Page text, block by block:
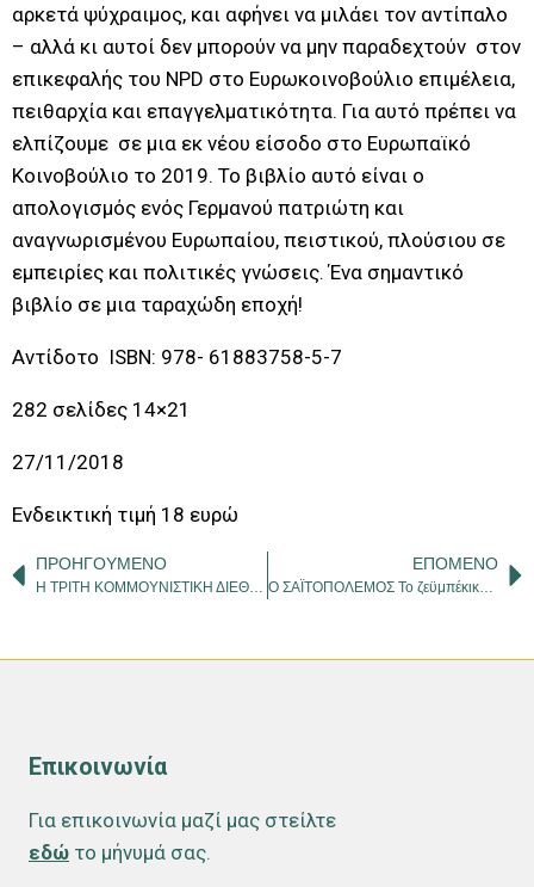
αρκετά ψύχραιμος, και αφήνει να μιλάει τον αντίπαλο
– αλλά κι αυτοί δεν μπορούν να μην παραδεχτούν στον
επικεφαλής του NPD στο Ευρωκοινοβούλιο επιμέλεια,
πειθαρχία και επαγγελματικότητα. Για αυτό πρέπει να
ελπίζουμε σε μια εκ νέου είσοδο στο Ευρωπαϊκό
Κοινοβούλιο το 2019. Το βιβλίο αυτό είναι ο
απολογισμός ενός Γερμανού πατριώτη και
αναγνωρισμένου Ευρωπαίου, πειστικού, πλούσιου σε
εμπειρίες και πολιτικές γνώσεις. Ένα σημαντικό
βιβλίο σε μια ταραχώδη εποχή!
Αντίδοτο ISBN: 978- 61883758-5-7
282 σελίδες 14×21
27/11/2018
Ενδεικτική τιμή 18 ευρώ
ΠΡΟΗΓΟΎΜΕΝΟ
Η ΤΡΙΤΗ ΚΟΜΜΟΥΝΙΣΤΙΚΗ ΔΙΕΘΝΗΣ ΚΑΙ Ο ΕΛΛΗΝΙΣΜΟΣ
ΕΠΌΜΕΝΟ
Ο ΣΑΪΤΟΠΟΛΕΜΟΣ Το ζεϋμπέκικο της φωτιάς
Επικοινωνία
Για επικοινωνία μαζί μας στείλτε
εδώ το μήνυμά σας.